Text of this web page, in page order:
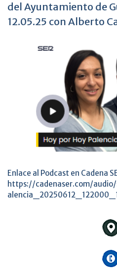
del Ayuntamiento de
12.05.25 con Alberto
Enlace al Podcast en Cadena
https://cadenaser.com/